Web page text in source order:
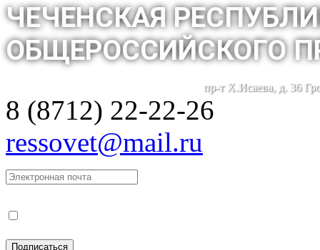
ЧЕЧЕНСКАЯ
ОБЩЕРОССИЙСКОГО
пр-т Х.Исаева, д. 36
8 (8712) 22-22-26
ressovet@mail.ru